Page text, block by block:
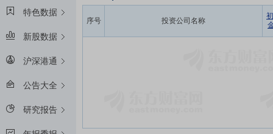
特色数据
新股数据
沪深港通
公告大全
研究报告
序号 投资公司名称